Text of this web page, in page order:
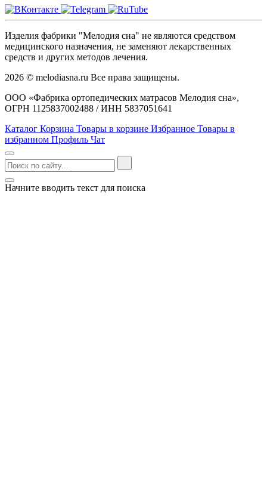
Изделия фабрики "Мелодия сна" не являются средством
медицинского назначения, не заменяют лекарственных
средств и других методов лечения.
2026 © melodiasna.ru Все права защищены.
ООО «Фабрика ортопедических матрасов Мелодия сна»,
ОГРН 1125837002488 / ИНН 5837051641
Каталог Корзина Товары в корзине Избранное Товары в
избранном Профиль Чат
Начните вводить текст для поиска